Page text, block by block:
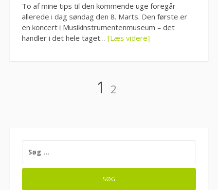
To af mine tips til den kommende uge foregår
allerede i dag søndag den 8. Marts. Den første er
en koncert i Musikinstrumentenmuseum – det
handler i det hele taget… [Læs videre]
Indlægsinddeling
Side
1 Side
2
EFTER: